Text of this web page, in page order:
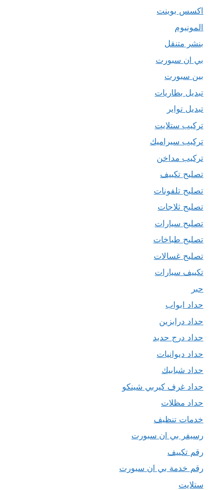
اكسس بوينت
المونيوم
بنشر متنقل
بي ان سبورت
بين سبورت
تبديل بطاريات
تبديل تواير
تركيب ستلايت
تركيب سيراميك
تركيب مداخن
تصليح تكييف
تصليح تلفونات
تصليح ثلاجات
تصليح سيارات
تصليح طباخات
تصليح غسالات
تكييف سيارات
حبر
حداد ابواب
حداد درابزين
حداد درج حديد
حداد ديوانيات
حداد شبابيك
حداد غرف كيربي شينكو
حداد مظلات
خدمات تنظيف
رسيفر بي ان سبورت
رقم تكييف
رقم خدمة بي ان سبورت
ستلايت